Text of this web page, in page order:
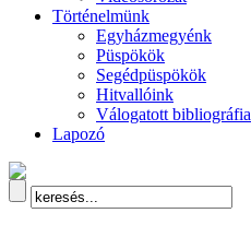
Történelmünk
Egyházmegyénk
Püspökök
Segédpüspökök
Hitvallóink
Válogatott bibliográfia
Lapozó